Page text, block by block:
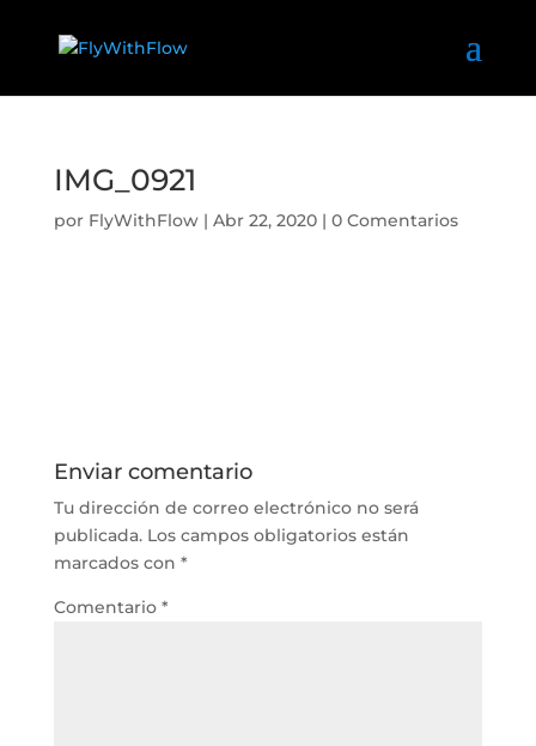
IMG_0921
por FlyWithFlow| Abr 22, 2020| 0 Comentarios
Enviar comentario
Tu dirección de correo electrónico no será
publicada. Los campos obligatorios están
marcados con *
Comentario *